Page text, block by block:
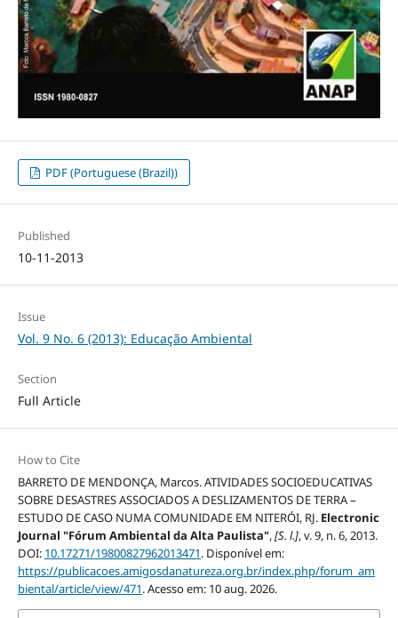
PDF (Portuguese (Brazil))
Published
10-11-2013
Issue
Vol. 9 No. 6 (2013): Educação Ambiental
Section
Full Article
How to Cite
BARRETO DE MENDONÇA, Marcos. ATIVIDADES SOCIOEDUCATIVAS
SOBRE DESASTRES ASSOCIADOS A DESLIZAMENTOS DE TERRA –
ESTUDO DE CASO NUMA COMUNIDADE EM NITERÓI, RJ. Electronic
Journal "Fórum Ambiental da Alta Paulista",[S. l.], v. 9, n. 6, 2013.
DOI: 10.17271/19800827962013471. Disponível em:
https://publicacoes.amigosdanatureza.org.br/index.php/forum_am
biental/article/view/471. Acesso em: 10 aug. 2026.